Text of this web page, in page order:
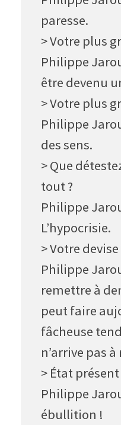
paresse.
> Votre plus
Philippe
être devenu
> Votre plus
Philippe
des sens.
> Que
tout ?
Philippe
L’hypocrisie.
> Votre devise
Philippe
remettre à
peut faire
fâcheuse
n’arrive pas
> État
Philippe
ébullition !